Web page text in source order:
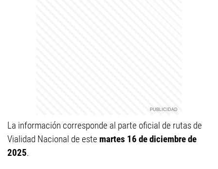
La información corresponde al parte oficial de rutas de
Vialidad Nacional de este martes 16 de diciembre de
2025.